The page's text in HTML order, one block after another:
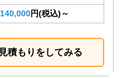
140,000円(税込)～
積もりをしてみる